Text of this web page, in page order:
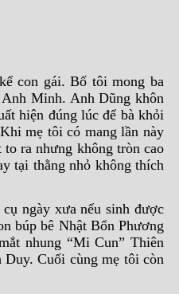
con gái. Bố tôi mong ba
Anh Minh. Anh Dũng khôn
hiện đúng lúc để bà khỏi
mẹ tôi có mang lần này
ra nhưng không tròn cao
tại thằng nhỏ không thích
ngày xưa nếu sinh được
búp bê Nhật Bổn Phương
nhung “Mi Cun” Thiên
Cuối cùng mẹ tôi còn